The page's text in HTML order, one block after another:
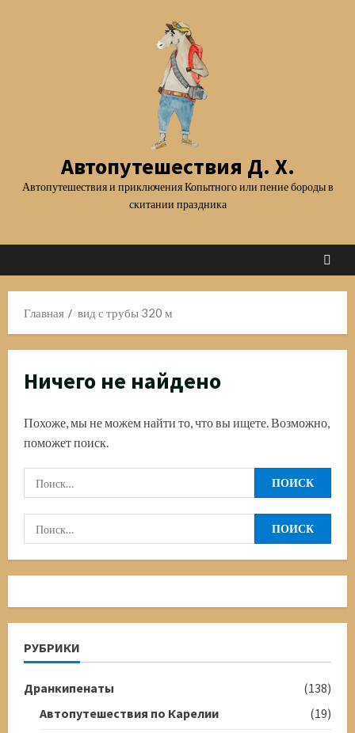
Автопутешествия Д. Х.
Автопутешествия и приключения Копытного или пение бороды в
скитании праздника
Главная вид с трубы 320 м
Ничего не найдено
Похоже, мы не можем найти то, что вы ищете. Возможно,
поможет поиск.
Найти:
Найти:
РУБРИКИ
Дранкипенаты
(138)
Автопутешествия по Карелии
(19)